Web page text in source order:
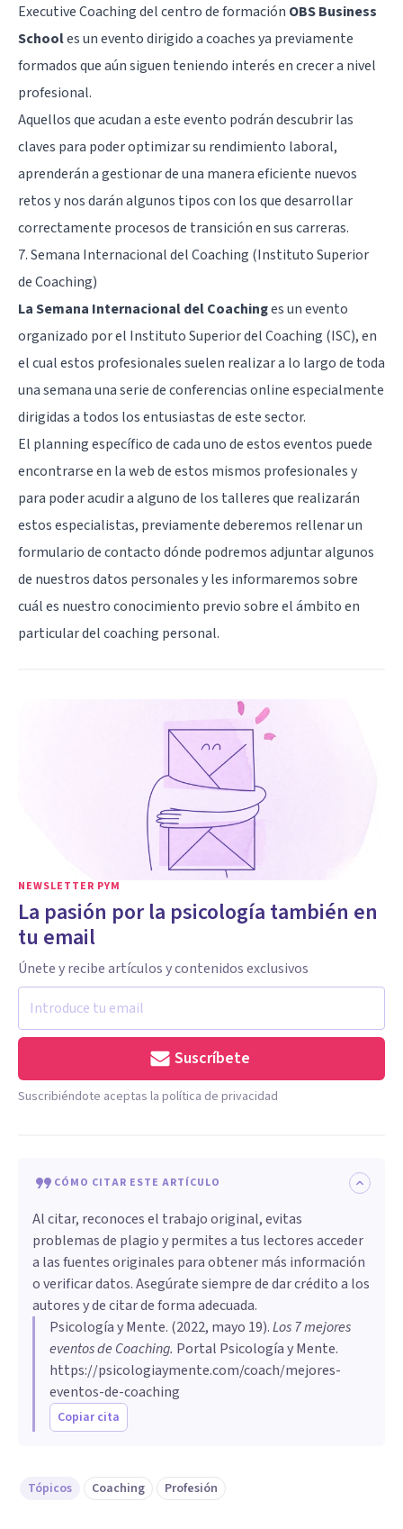
Executive Coaching del centro de formación OBS Business
Schooles un evento dirigido a coaches ya previamente
formados que aún siguen teniendo interés en crecer a nivel
profesional.
Aquellos que acudan a este evento podrán descubrir las
claves para poder optimizar su rendimiento laboral,
aprenderán a gestionar de una manera eficiente nuevos
retos y nos darán algunos tipos con los que desarrollar
correctamente procesos de transición en sus carreras.
7. Semana Internacional del Coaching (Instituto Superior
de Coaching)
La Semana Internacional del Coachinges un evento
organizado por el Instituto Superior del Coaching (ISC), en
el cual estos profesionales suelen realizar a lo largo de toda
una semana una serie de conferencias online especialmente
dirigidas a todos los entusiastas de este sector.
El planning específico de cada uno de estos eventos puede
encontrarse en la web de estos mismos profesionales y
para poder acudir a alguno de los talleres que realizarán
estos especialistas, previamente deberemos rellenar un
formulario de contacto dónde podremos adjuntar algunos
de nuestros datos personales y les informaremos sobre
cuál es nuestro conocimiento previo sobre el ámbito en
particular del coaching personal.
NEWSLETTER PYM
La pasión por la psicología también en
tu email
Únete y recibe artículos y contenidos exclusivos
Suscríbete
Suscribiéndote aceptas la política de privacidad
CÓMO CITAR ESTE ARTÍCULO
Al citar, reconoces el trabajo original, evitas
problemas de plagio y permites a tus lectores acceder
a las fuentes originales para obtener más información
o verificar datos. Asegúrate siempre de dar crédito a los
autores y de citar de forma adecuada.
Psicología y Mente. (2022, mayo 19).Los 7 mejores
eventos de Coaching. Portal Psicología y Mente.
https://psicologiaymente.com/coach/mejores-
eventos-de-coaching
Copiar cita
Tópicos Coaching Profesión